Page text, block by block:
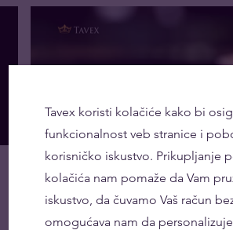
Centralne banke iskoristile
kupile rekordnu količinu
11.11.2022
Tavex koristi kolačiće kako bi
funkcionalnost veb stranice i
korisničko iskustvo. Prikupljanje
kolačića nam pomaže da Vam
iskustvo, da čuvamo Vaš račun
omogućava nam da